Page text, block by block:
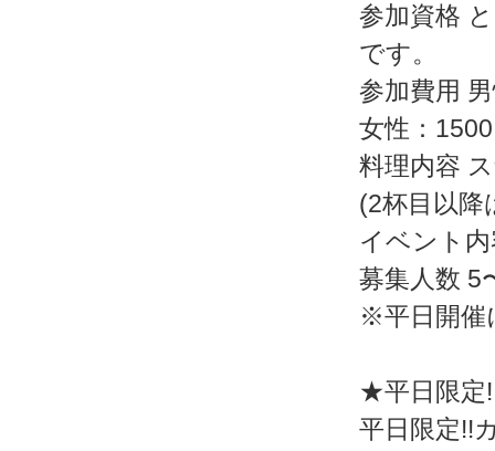
参加資格
です。
参加費用
女性：
料理内容
(2杯目以
イベント
募集人数 5
※平日開催
★平日限
平日限定!!